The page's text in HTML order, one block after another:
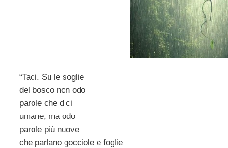
“Taci. Su le soglie
del bosco non odo
parole che dici
umane; ma odo
parole più nuove
che parlano gocciole e foglie